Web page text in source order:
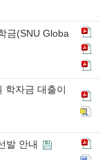
금(SNU Globa
학자금 대출이
발 안내